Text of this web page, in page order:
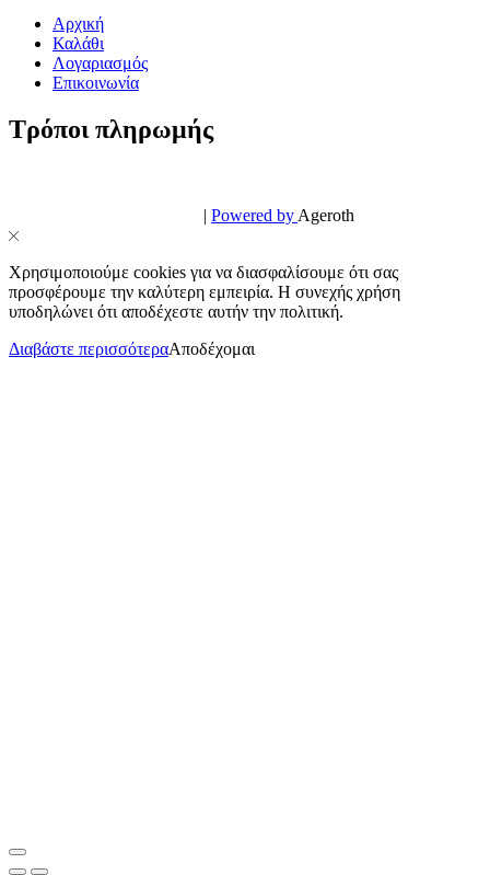
Αρχική
Καλάθι
Λογαριασμός
Επικοινωνία
Τρόποι πληρωμής
| Powered by Ageroth
Χρησιμοποιούμε cookies για να διασφαλίσουμε ότι σας
προσφέρουμε την καλύτερη εμπειρία. Η συνεχής χρήση
υποδηλώνει ότι αποδέχεστε αυτήν την πολιτική.
Διαβάστε περισσότεραΑποδέχομαι